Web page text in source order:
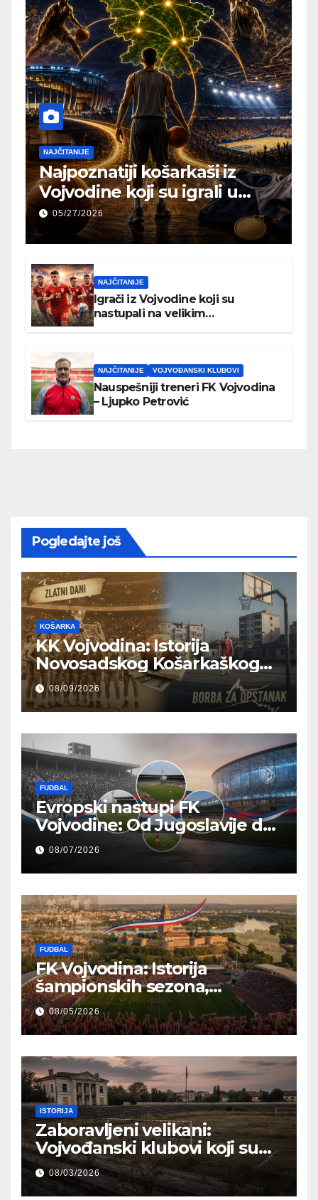
NAJČITANIJE
Najpoznatiji košarkaši iz
Vojvodine koji su igrali u
NBA ili Evroligi
05/27/2026
NAJČITANIJE
Igrači iz Vojvodine koji su
nastupali na velikim
NAJČITANIJE VOJVOĐANSKI KLUBOVI
Nauspešniji treneri FK Vojvodina
– Ljupko Petrović
Pogledajte još
KOŠARKA
KK Vojvodina: Istorija
Novosadskog Košarkaškog
Kluba od Zlatnih Dana do
Borbe za Opstanak
08/09/2026
FUDBAL
Evropski nastupi FK
Vojvodine: Od Jugoslavije do
Modernih Pozornica
08/07/2026
FUDBAL
FK Vojvodina: Istorija
šampionskih sezona,
reprezentativci i regionalni
ponos
08/05/2026
ISTORIJA
Zaboravljeni velikani:
Vojvođanski klubovi koji su
pisali istoriju, a danas žive u
senci
08/03/2026